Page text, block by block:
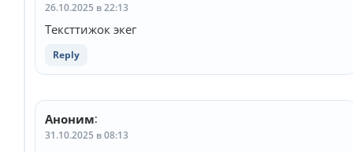
26.10.2025 в 22:13
Тексттижок экег
Reply
Аноним:
31.10.2025 в 08:13